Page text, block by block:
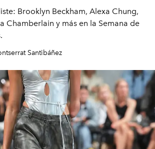
Brooklyn Beckham, Alexa Chung,
Chamberlain y más en la Semana de
Santibáñez